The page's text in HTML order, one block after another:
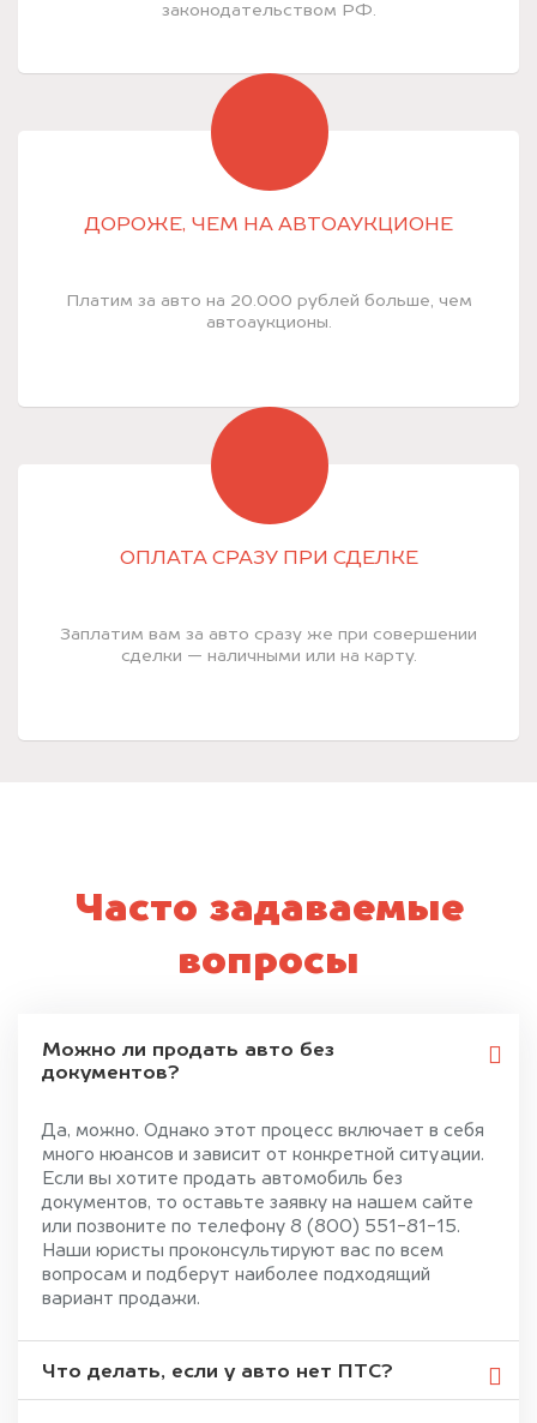
законодательством РФ.
ДОРОЖЕ, ЧЕМ НА АВТОАУКЦИОНЕ
Платим за авто на 20.000 рублей больше, чем
автоаукционы.
ОПЛАТА СРАЗУ ПРИ СДЕЛКЕ
Заплатим вам за авто сразу же при совершении
сделки — наличными или на карту.
Часто задаваемые
вопросы
Можно ли продать авто без
документов?
Да, можно. Однако этот процесс включает в себя
много нюансов и зависит от конкретной ситуации.
Если вы хотите продать автомобиль без
документов, то оставьте заявку на нашем сайте
или позвоните по телефону 8 (800) 551-81-15.
Наши юристы проконсультируют вас по всем
вопросам и подберут наиболее подходящий
вариант продажи.
Что делать, если у авто нет ПТС?